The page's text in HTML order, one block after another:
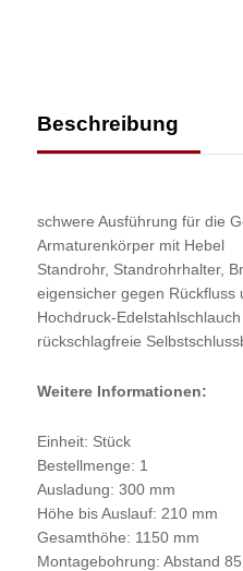
Beschreibung
schwere Ausführung für die
Armaturenkörper mit Hebel
Standrohr, Standrohrhalter,
eigensicher gegen Rückfluss
Hochdruck-
rückschlagfreie
Weitere Informationen:
Einheit: Stück
Bestellmenge: 1
Ausladung: 300 mm
Höhe bis Auslauf: 210 mm
Gesamthöhe: 1150 mm
Montagebohrung: Abstand